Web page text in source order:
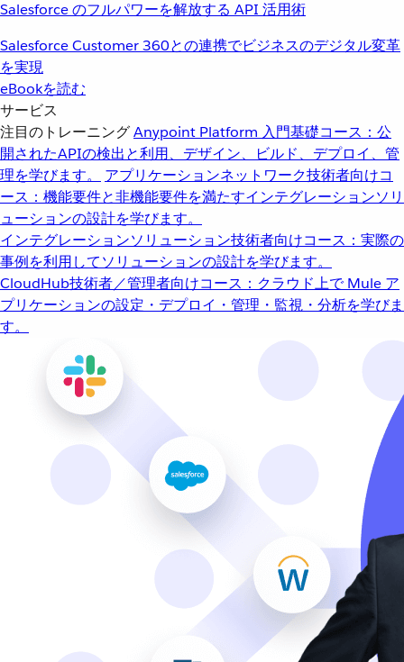
Salesforce のフルパワーを解放する API 活用術
Salesforce Customer 360との連携でビジネスのデジタル変革
を実現
eBookを読む
サービス
注目のトレーニングAnypoint Platform 入門基礎コース：公
開されたAPIの検出と利用、デザイン、ビルド、デプロイ、管
理を学びます。
アプリケーションネットワーク技術者向けコ
ース：機能要件と非機能要件を満たすインテグレーションソリ
ューションの設計を学びます。
インテグレーションソリューション技術者向けコース：実際の
事例を利用してソリューションの設計を学びます。
CloudHub技術者／管理者向けコース：クラウド上で Mule ア
プリケーションの設定・デプロイ・管理・監視・分析を学びま
す。